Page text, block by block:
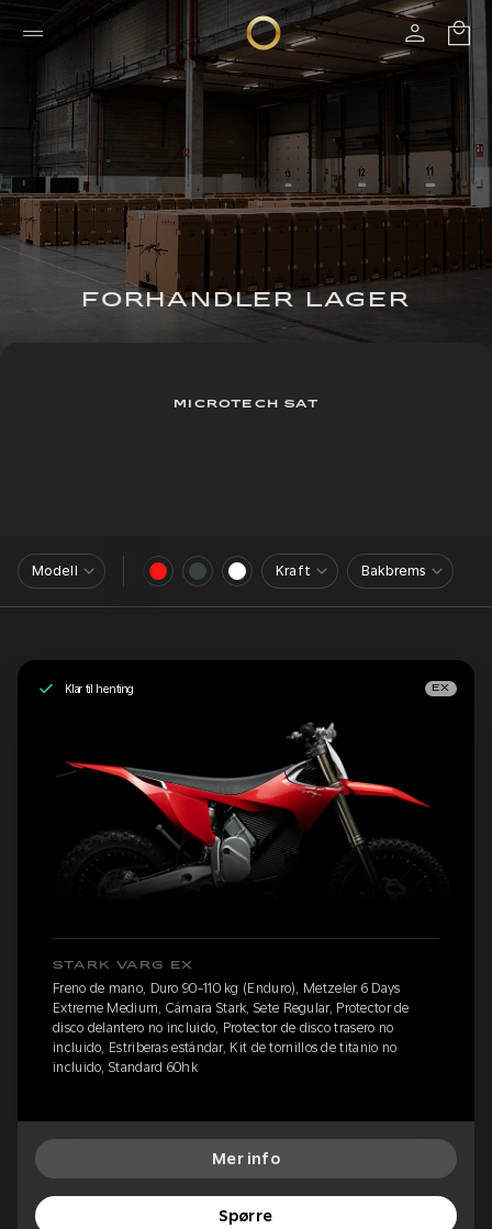
FORHANDLER LAGER
MICROTECH SAT
Modell Kraft Bakbrems
Klar til henting EX
STARK VARG EX
Freno de mano, Duro 90-110 kg (Enduro), Metzeler 6 Days
Extreme Medium, Cámara Stark, Sete Regular, Protector de
disco delantero no incluido, Protector de disco trasero no
incluido, Estriberas estándar, Kit de tornillos de titanio no
incluido, Standard 60hk
Mer info
Spørre